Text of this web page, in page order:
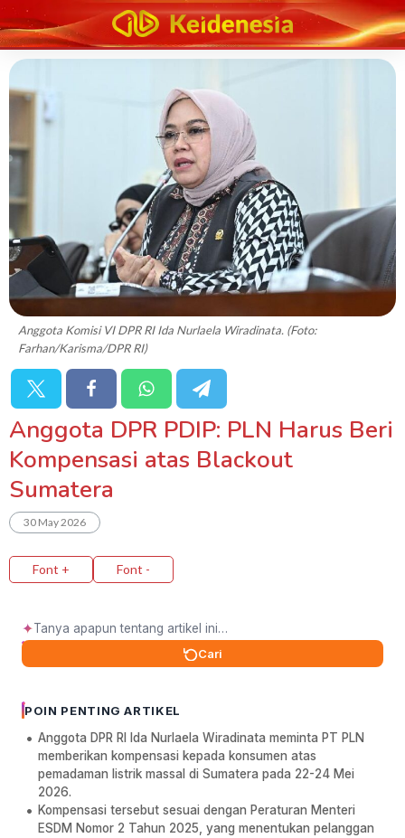
Anggota Komisi VI DPR RI Ida Nurlaela Wiradinata. (Foto:
Farhan/Karisma/DPR RI)
Anggota DPR PDIP: PLN Harus Beri
Kompensasi atas Blackout
Sumatera
30 May 2026
Font + Font -
✦
Cari
POIN PENTING ARTIKEL
Anggota DPR RI Ida Nurlaela Wiradinata meminta PT PLN
memberikan kompensasi kepada konsumen atas
pemadaman listrik massal di Sumatera pada 22-24 Mei
2026.
Kompensasi tersebut sesuai dengan Peraturan Menteri
ESDM Nomor 2 Tahun 2025, yang menentukan pelanggan